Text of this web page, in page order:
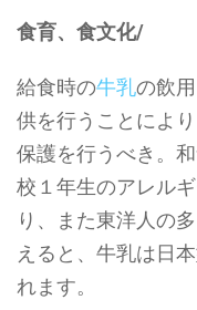
食育、食文化/
給食時の牛乳の飲
供を行うことによ
保護を行うべき。
校１年生のアレル
り、また東洋人の
えると、牛乳は日
れます。